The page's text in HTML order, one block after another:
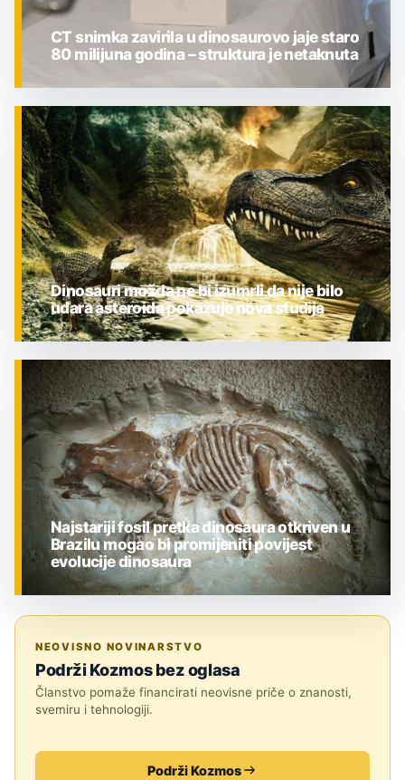
ZNANOST
CT snimka zavirila u dinosaurovo jaje staro
80 milijuna godina – struktura je netaknuta
ZNANOST
Dinosauri možda ne bi izumrli da nije bilo
udara asteroida pokazuje nova studija
Najstariji fosil pretka dinosaura otkriven u
Brazilu mogao bi promijeniti povijest
evolucije dinosaura
NEOVISNO NOVINARSTVO
Podrži Kozmos bez oglasa
Članstvo pomaže financirati neovisne priče o znanosti,
svemiru i tehnologiji.
Podrži Kozmos